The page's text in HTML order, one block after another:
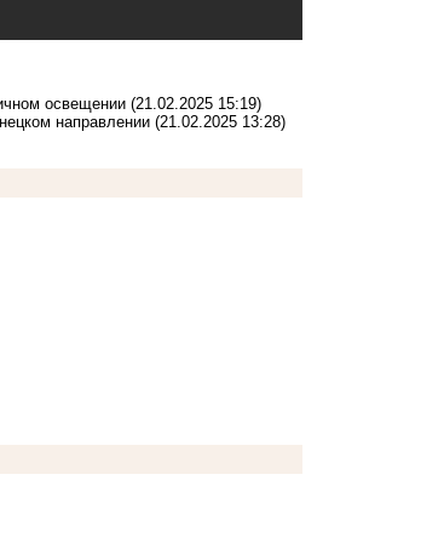
освещении (21.02.2025 15:19)
направлении (21.02.2025 13:28)